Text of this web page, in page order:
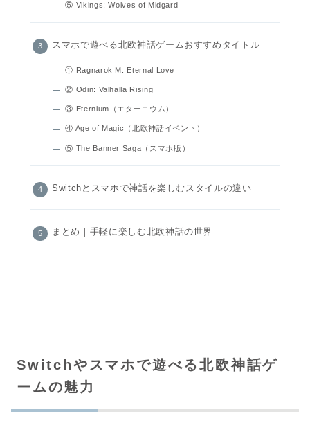
⑤ Vikings: Wolves of Midgard
スマホで遊べる北欧神話ゲームおすすめタイトル
① Ragnarok M: Eternal Love
② Odin: Valhalla Rising
③ Eternium（エターニウム）
④ Age of Magic（北欧神話イベント）
⑤ The Banner Saga（スマホ版）
Switchとスマホで神話を楽しむスタイルの違い
まとめ｜手軽に楽しむ北欧神話の世界
Switchやスマホで遊べる北欧神話ゲ
ームの魅力